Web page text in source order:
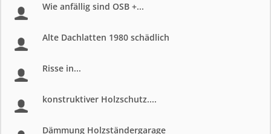
Wie anfällig sind OSB +...
Alte Dachlatten 1980 schädlich
Risse in...
konstruktiver Holzschutz....
Dämmung Holzständergarage